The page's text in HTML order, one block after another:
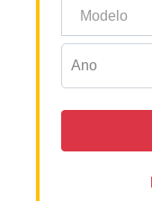
Modelo